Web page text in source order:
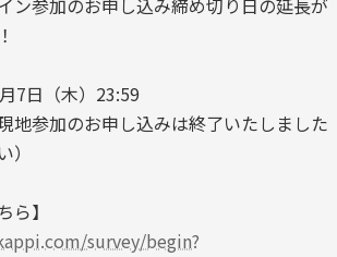
ン参加のお申し込み締め切り日の延長が
7日（木）23:59
申し込みは終了いたしました
ら】
survey/begin?